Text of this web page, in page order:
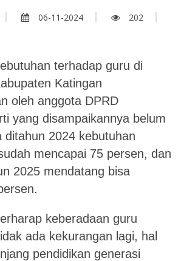
06-11-2024
202
terhadap guru di
Katingan
oleh anggota DPRD
yang disampaikannya belum
ditahun 2024 kebutuhan
mencapai 75 persen, dan
2025 mendatang bisa
keberadaan guru
ada kekurangan lagi, hal
pendidikan generasi